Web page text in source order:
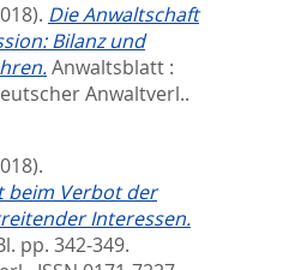
Die Anwaltschaft
Bilanz und
Anwaltsblatt :
Anwaltverl..
beim Verbot der
Interessen.
pp. 342-349.